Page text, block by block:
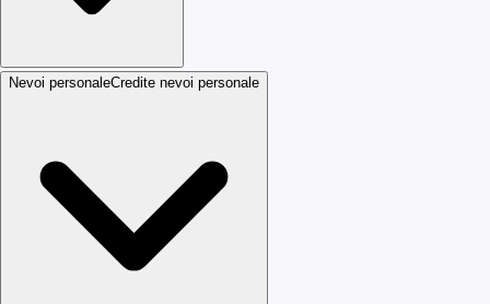
Nevoi personaleCredite nevoi personale